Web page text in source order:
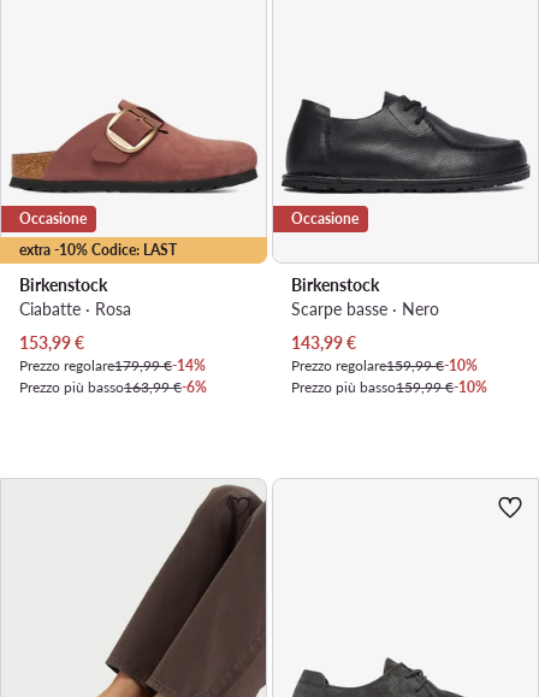
extra -10% Codice: LAST
Occasione
Birkenstock
Ciabatte · Rosa
Prezzo attuale
153,99€
Prezzo regolare179,99 €-14%
Prezzo più basso163,99 €-6%
Occasione
Birkenstock
Scarpe basse · Nero
Prezzo attuale
143,99€
Prezzo regolare159,99 €-10%
Prezzo più basso159,99 €-10%